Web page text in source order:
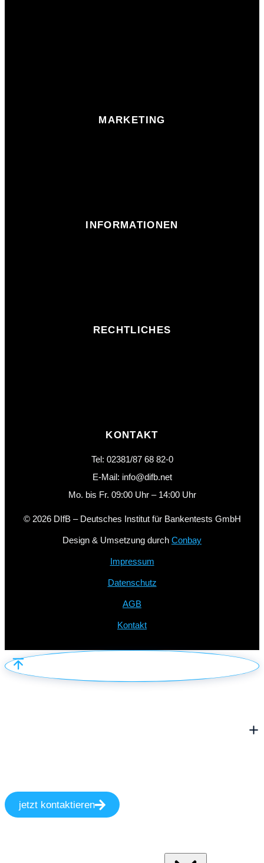
MARKETING
INFORMATIONEN
RECHTLICHES
KONTAKT
Tel: 02381/87 68 82-0
E-Mail: info@difb.net
Mo. bis Fr. 09:00 Uhr – 14:00 Uhr
© 2026 DIfB – Deutsches Institut für Bankentests GmbH
Design & Umsetzung durch Conbay
Impressum
Datenschutz
AGB
Kontakt
jetzt kontaktieren